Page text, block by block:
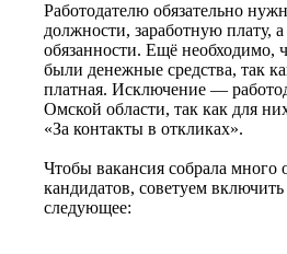
Работодателю обязательно
должности, заработную плату,
обязанности. Ещё необходимо,
были денежные средства, так
платная. Исключение —
Омской области, так как для
«За контакты в откликах».
Чтобы вакансия собрала много
кандидатов, советуем
следующее: